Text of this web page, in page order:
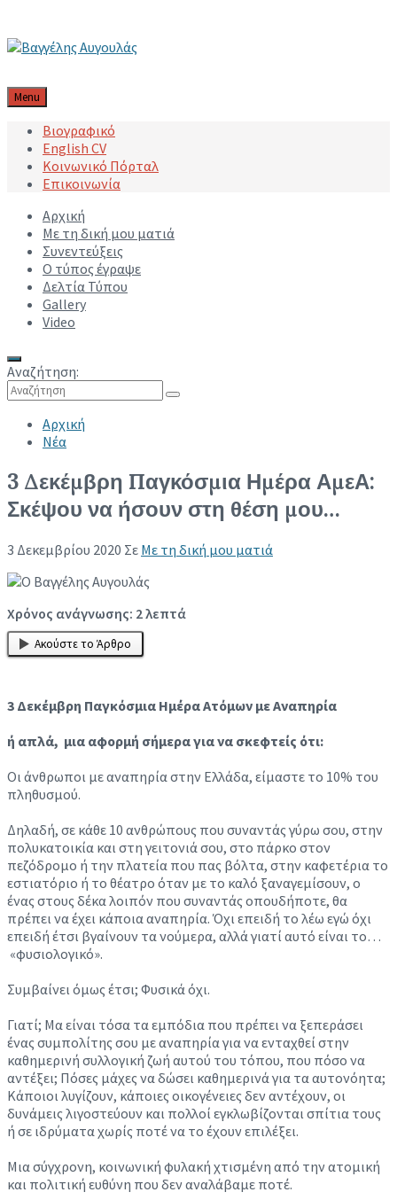
Menu
Βιογραφικό
English CV
Κοινωνικό Πόρταλ
Επικοινωνία
Αρχική
Με τη δική μου ματιά
Συνεντεύξεις
Ο τύπος έγραψε
Δελτία Τύπου
Gallery
Video
Αναζήτηση:
Αρχική
Νέα
3 Δεκέμβρη Παγκόσμια Ημέρα ΑμεΑ:
Σκέψου να ήσουν στη θέση μου…
3 Δεκεμβρίου 2020 Σε Με τη δική μου ματιά
Χρόνος ανάγνωσης: 2λεπτά
Ακούστε το Άρθρο
3 Δεκέμβρη Παγκόσμια Ημέρα Ατόμων με Αναπηρία
ή απλά, μια αφορμή σήμερα για να σκεφτείς ότι:
Οι άνθρωποι με αναπηρία στην Ελλάδα, είμαστε το 10% του
πληθυσμού.
Δηλαδή, σε κάθε 10 ανθρώπους που συναντάς γύρω σου, στην
πολυκατοικία και στη γειτονιά σου, στο πάρκο στον
πεζόδρομο ή την πλατεία που πας βόλτα, στην καφετέρια το
εστιατόριο ή το θέατρο όταν με το καλό ξαναγεμίσουν, ο
ένας στους δέκα λοιπόν που συναντάς οπουδήποτε, θα
πρέπει να έχει κάποια αναπηρία. Όχι επειδή το λέω εγώ όχι
επειδή έτσι βγαίνουν τα νούμερα, αλλά γιατί αυτό είναι το…
«φυσιολογικό».
Συμβαίνει όμως έτσι; Φυσικά όχι.
Γιατί; Μα είναι τόσα τα εμπόδια που πρέπει να ξεπεράσει
ένας συμπολίτης σου με αναπηρία για να ενταχθεί στην
καθημερινή συλλογική ζωή αυτού του τόπου, που πόσο να
αντέξει; Πόσες μάχες να δώσει καθημερινά για τα αυτονόητα;
Κάποιοι λυγίζουν, κάποιες οικογένειες δεν αντέχουν, οι
δυνάμεις λιγοστεύουν και πολλοί εγκλωβίζονται σπίτια τους
ή σε ιδρύματα χωρίς ποτέ να το έχουν επιλέξει.
Μια σύγχρονη, κοινωνική φυλακή χτισμένη από την ατομική
και πολιτική ευθύνη που δεν αναλάβαμε ποτέ.